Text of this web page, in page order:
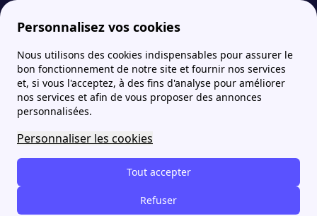
Personnalisez vos cookies
Nous utilisons des cookies indispensables pour assurer le
bon fonctionnement de notre site et fournir nos services
et, si vous l'acceptez, à des fins d'analyse pour améliorer
nos services et afin de vous proposer des annonces
personnalisées.
Personnaliser les cookies
Tout accepter
Refuser
Fournisseur-Energie Actualites Brexit : quelles conséquences pour l’environnement ?
Brexit : quelles
conséquences pour
l’environnement ?